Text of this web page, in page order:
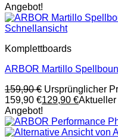
Angebot!
Schnellansicht
Komplettboards
ARBOR Martillo
159,90€ Ursprünglicher
159,90 €129,90 €Aktueller
Angebot!